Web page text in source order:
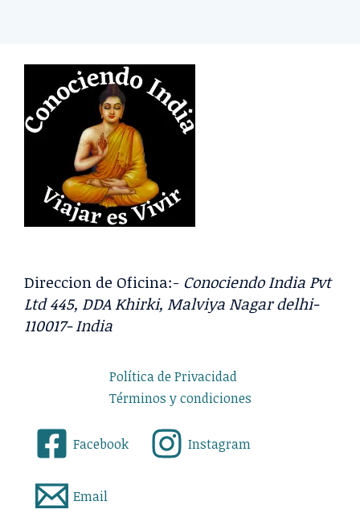
Direccion de Oficina:- Conociendo India Pvt
Ltd 445, DDA Khirki, Malviya Nagar delhi-
110017- India
Política de Privacidad
Términos y condiciones
Facebook Instagram
Email